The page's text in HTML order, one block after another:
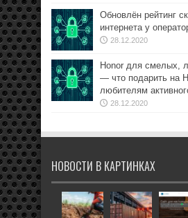
Обновлён рейтинг
интернета у
28.12.2020
Honor для смелых,
— что подарить на
любителям
28.12.2020
НОВОСТИ В КАРТИНКАХ